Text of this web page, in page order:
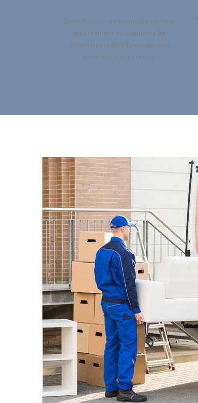
Remplissez notre formulaire en ligne
gratuitement en y ajoutant les
informations détaillées pour une
estimation plus précise.